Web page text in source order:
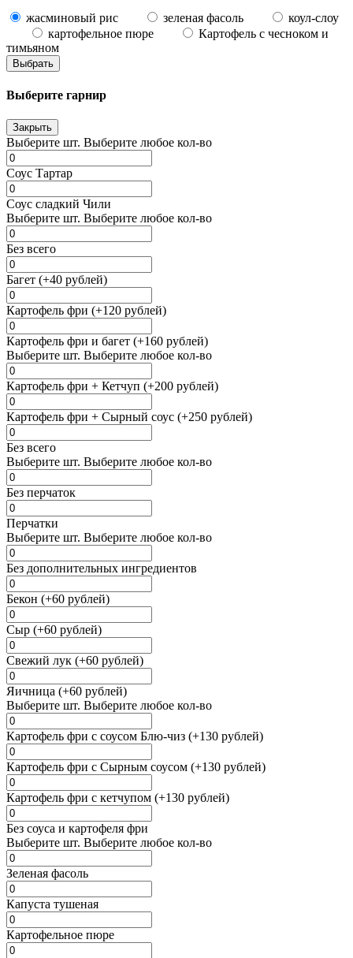
жасминовый рис зеленая фасоль
коул-слоу
картофельное пюре
Картофель с чесноком и
тимьяном
Выбрать
Выберите гарнир
Закрыть
Выберите шт. Выберите любое кол-во
Соус Тартар
Соус сладкий Чили
Выберите шт. Выберите любое кол-во
Без всего
Багет (+40 рублей)
Картофель фри (+120 рублей)
Картофель фри и багет (+160 рублей)
Выберите шт. Выберите любое кол-во
Картофель фри + Кетчуп (+200 рублей)
Картофель фри + Сырный соус (+250 рублей)
Без всего
Выберите шт. Выберите любое кол-во
Без перчаток
Перчатки
Выберите шт. Выберите любое кол-во
Без дополнительных ингредиентов
Бекон (+60 рублей)
Сыр (+60 рублей)
Свежий лук (+60 рублей)
Яичница (+60 рублей)
Выберите шт. Выберите любое кол-во
Картофель фри с соусом Блю-чиз (+130 рублей)
Картофель фри с Сырным соусом (+130 рублей)
Картофель фри с кетчупом (+130 рублей)
Без соуса и картофеля фри
Выберите шт. Выберите любое кол-во
Зеленая фасоль
Капуста тушеная
Картофельное пюре